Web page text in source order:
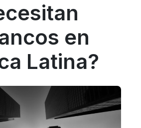
en
Latina?